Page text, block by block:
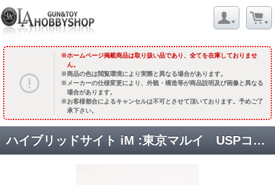
ホームページ掲載商品は取り扱い品であり、全てを在庫しておりませ
ん。
商品の色は閲覧環境により実際と異なる場合があります。
メーカーの仕様変更により、外観・構造等が商品説明及び画像と異なる
場合があります。
お客様都合によるキャンセルは不可とさせて頂いております。予めご了
承下さい。
ハイブリッドサイト iM :東京マルイ USPコンパクト用 [取寄]